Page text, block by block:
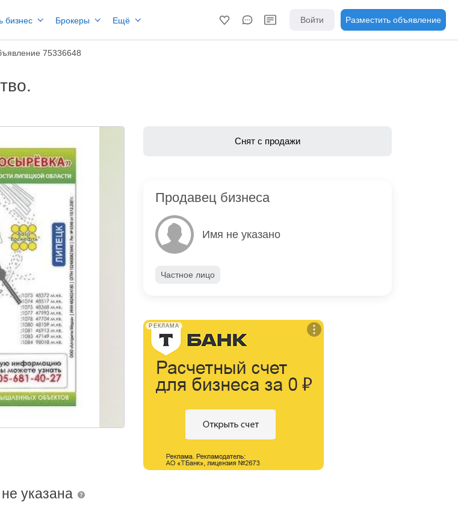
бизнес Брокеры Ещё Войти Разместить объявление
75336648
не указана
Снят с продажи
Продавец бизнеса
Имя не указано
Частное лицо
РЕКЛАМА